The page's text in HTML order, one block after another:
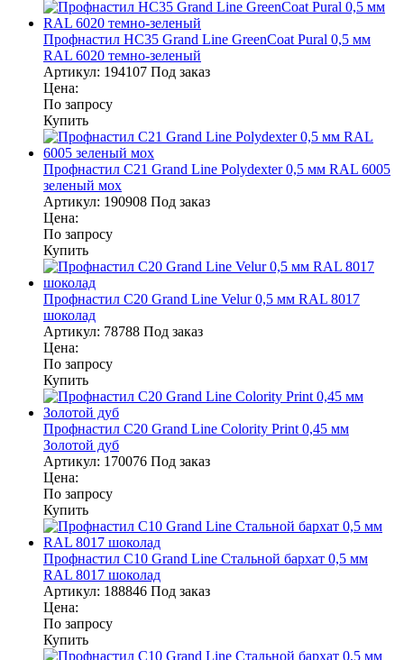
Профнастил НС35 Grand Line GreenCoat Pural 0,5 мм
RAL 6020 темно-зеленый
Артикул: 194107 Под заказ
Цена:
По запросу
Купить
Профнастил С21 Grand Line Polydexter 0,5 мм RAL 6005
зеленый мох
Артикул: 190908 Под заказ
Цена:
По запросу
Купить
Профнастил С20 Grand Line Velur 0,5 мм RAL 8017
шоколад
Артикул: 78788 Под заказ
Цена:
По запросу
Купить
Профнастил С20 Grand Line Colority Print 0,45 мм
Золотой дуб
Артикул: 170076 Под заказ
Цена:
По запросу
Купить
Профнастил С10 Grand Line Стальной бархат 0,5 мм
RAL 8017 шоколад
Артикул: 188846 Под заказ
Цена:
По запросу
Купить